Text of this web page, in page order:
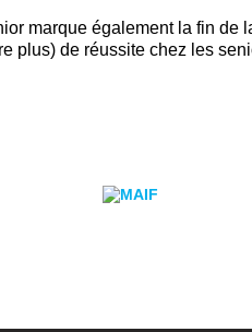
marque également la fin de
plus) de réussite chez les